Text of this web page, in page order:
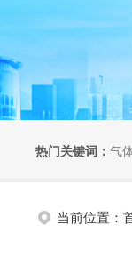
热门关键词： 气
当前位置：